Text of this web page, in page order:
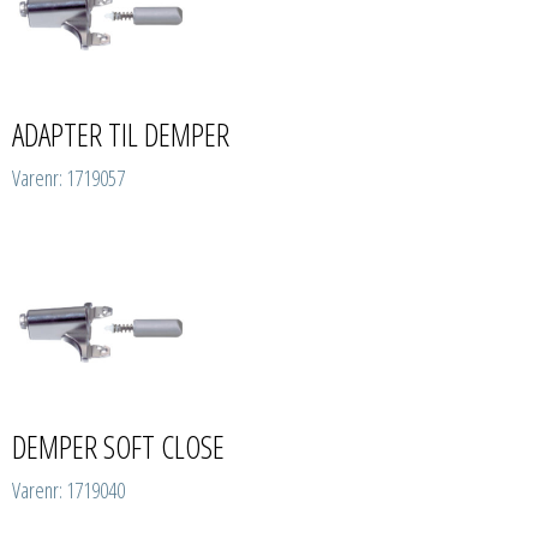
ADAPTER TIL DEMPER
Varenr: 1719057
DEMPER SOFT CLOSE
Varenr: 1719040